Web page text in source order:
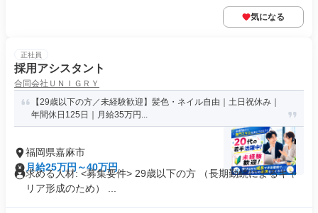
気になる
正社員
採用アシスタント
合同会社ＵＮＩＧＲＹ
【29歳以下の方／未経験歓迎】髪色・ネイル自由｜土日祝休み｜
年間休日125日｜月給35万円...
福岡県嘉麻市
月給25万円～40万円
求める人材: <募集要件> 29歳以下の方 （長期勤続によるキャ
リア形成のため） ...